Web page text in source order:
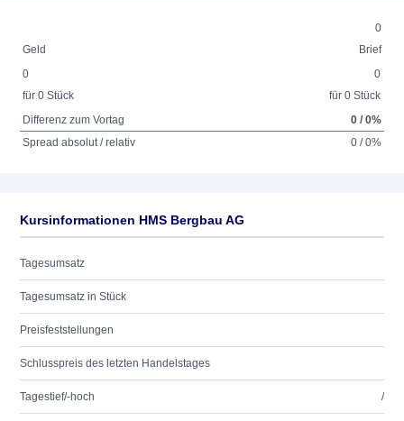
0
Geld
Brief
0
für 0 Stück
0
für 0 Stück
Differenz zum Vortag
0 / 0%
Spread absolut / relativ
0 / 0%
Kursinformationen HMS Bergbau AG
Tagesumsatz
Tagesumsatz in Stück
Preisfeststellungen
Schlusspreis des letzten Handelstages
Tagestief/-hoch /